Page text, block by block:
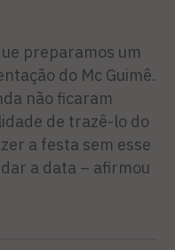
preparamos um
do Mc Guimê.
não ficaram
de trazê-lo do
a festa sem esse
a data – afirmou